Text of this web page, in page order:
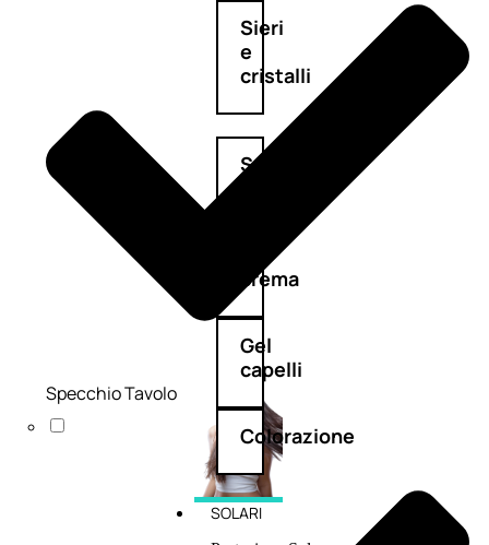
Sieri
e
cristalli
Spray
crema
Gel
capelli
Colorazione
SOLARI
Specchio Tavolo